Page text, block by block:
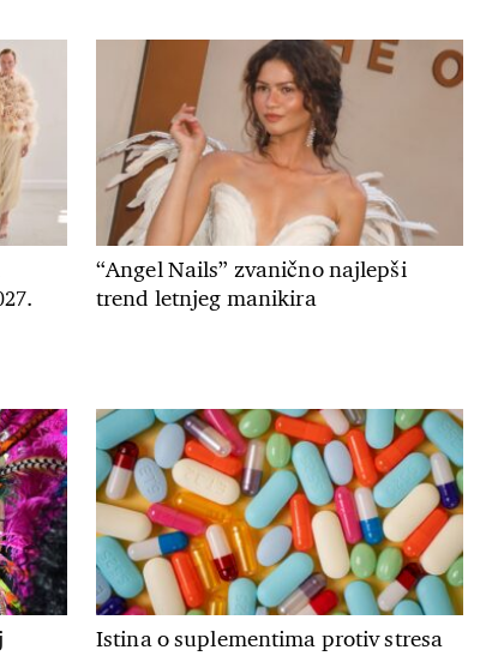
“Angel Nails” zvanično najlepši
trend letnjeg manikira
Istina o suplementima protiv stresa